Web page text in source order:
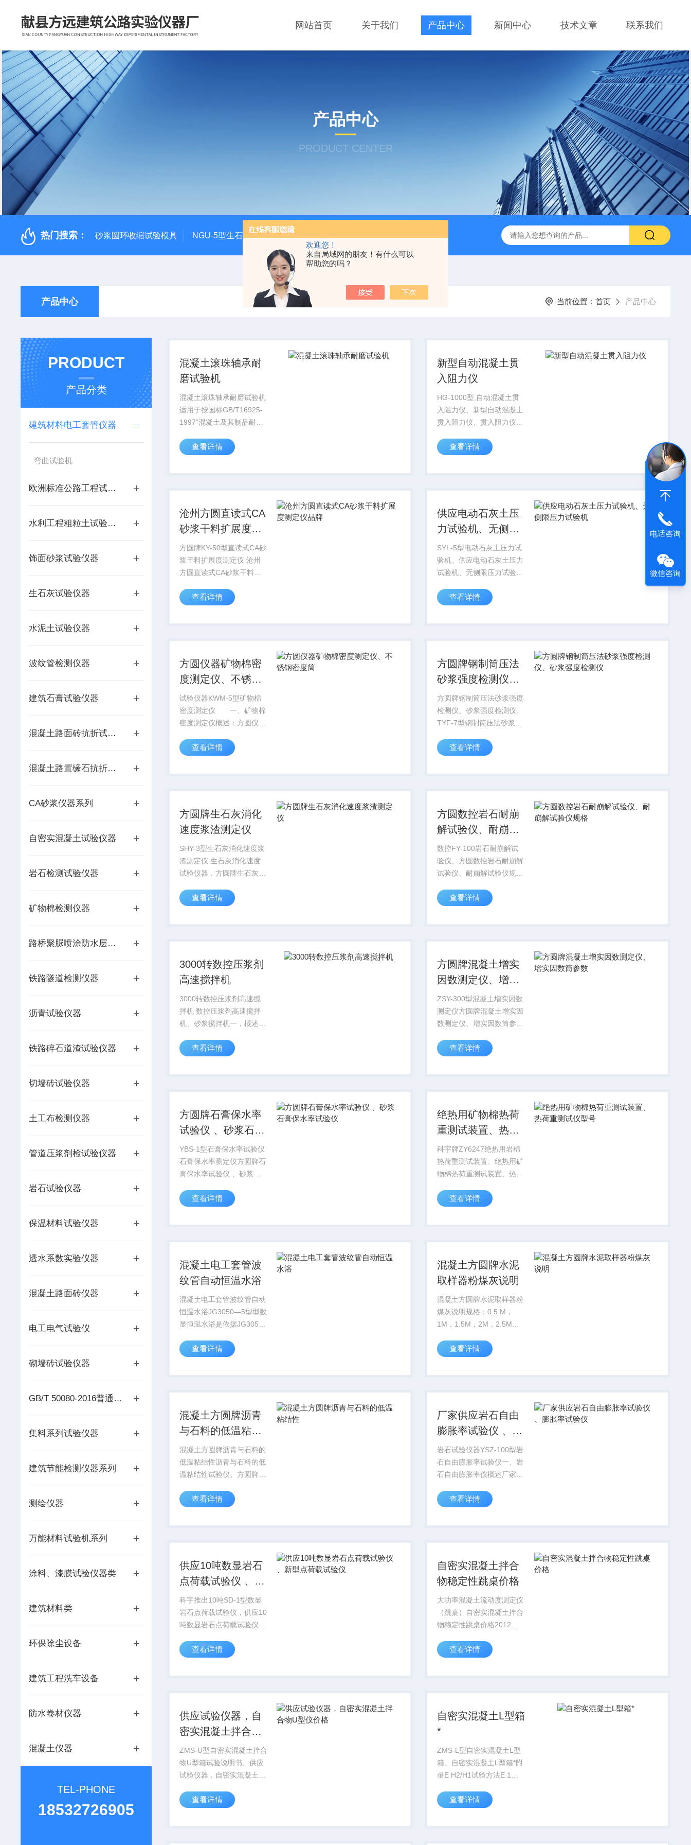
欢迎您！
来自局域网的朋友！有什么可以
帮助您的吗？
网站首页 关于我们 产品中心 新闻中心 技术文章 联系我们
产品中心
PRODUCT CENTER
热门搜索： 砂浆圆环收缩试验模具 NGU-5型生石灰消化器（保温带盖消化器） *GB/T 50080-2016标准普通混凝土泌水率试验容量筒试验方法 生石灰浆渣测定仪
产品中心 当前位置： 首页 产品中心
PRODUCT
产品分类
建筑材料电工套管仪器
弯曲试验机
欧洲标准公路工程试验仪器
水利工程粗粒土试验仪器
饰面砂浆试验仪器
生石灰试验仪器
水泥土试验仪器
波纹管检测仪器
建筑石膏试验仪器
混凝土路面砖抗折试验装置
混凝土路置缘石抗折装置
CA砂浆仪器系列
自密实混凝土试验仪器
岩石检测试验仪器
矿物棉检测仪器
路桥聚脲喷涂防水层试验仪器
铁路隧道检测仪器
沥青试验仪器
铁路碎石道渣试验仪器
切墙砖试验仪器
土工布检测仪器
管道压浆剂检试验仪器
岩石试验仪器
保温材料试验仪器
透水系数实验仪器
混凝土路面砖仪器
电工电气试验仪
砌墙砖试验仪器
GB/T 50080-2016普通混凝土拌合物性能试验仪器
集料系列试验仪器
建筑节能检测仪器系列
测绘仪器
万能材料试验机系列
涂料、漆膜试验仪器类
建筑材料类
环保除尘设备
建筑工程洗车设备
防水卷材仪器
混凝土仪器
TEL-PHONE
18532726905
混凝土滚珠轴承耐
磨试验机
混凝土滚珠轴承耐磨试验机
适用于按国标GB/T16925-
1997“混凝土及其制品耐磨
制品(路面砖、地面砖、人
他建筑材料进行耐磨试验，
查看详情
新型自动混凝土贯
入阻力仪
HG-1000型,自动混凝土贯
入阻力仪、新型自动混凝土
贯入阻力仪、贯入阻力仪
仪利用贯入阻力法来测定混
参数试料容器（上口径×下
查看详情
沧州方圆直读式CA
砂浆干料扩展度测
定仪品牌
方圆牌KY-50型直读式CA砂
浆干料扩展度测定仪 沧州
方圆直读式CA砂浆干料扩
据《客运专线铁路CRTSⅡ型
砂浆暂行技术条件》水泥沥
查看详情
供应电动石灰土压
力试验机、无侧限
压力试验机
SYL-5型电动石灰土压力试
验机、供应电动石灰土压力
试验机、无侧限压力试验机
灰土压力试验机又叫无侧限
度较大的软粘土，在侧向不
查看详情
方圆仪器矿物棉密
度测定仪、不锈钢
密度筒
试验仪器KWM-5型矿物棉
密度测定仪 一、矿物棉
密度测定仪概述：方圆仪器
密度筒 矿物棉密度测定
物棉及其制品试验方法，渣
查看详情
方圆牌钢制筒压法
砂浆强度检测仪、
砂浆强度检测仪
方圆牌钢制筒压法砂浆强度
检测仪、砂浆强度检测仪、
TYF-7型钢制筒压法砂浆强
测仪的广泛应用建设部筒压
用筒压法砂浆强度检测仪用
查看详情
方圆牌生石灰消化
速度浆渣测定仪
SHY-3型生石灰消化速度浆
渣测定仪 生石灰消化速度
试验仪器，方圆牌生石灰消
定仪生石灰浆渣测定仪适用
灰粉和消石灰粉的未消化残
查看详情
方圆数控岩石耐崩
解试验仪、耐崩解
试验仪规格
数控FY-100岩石耐崩解试
验仪、方圆数控岩石耐崩解
试验仪、耐崩解试验仪规
概述： 该试验仪器为数
适用于各类岩石膨胀性试验
查看详情
3000转数控压浆剂
高速搅拌机
3000转数控压浆剂高速搅
拌机 数控压浆剂高速搅拌
机、砂浆搅拌机一，概述压
JTG/T F50-2011《公路桥
TB/T3192-2008《铁路后张
查看详情
方圆牌混凝土增实
因数测定仪、增实
因数筒参数
ZSY-300型混凝土增实因数
测定仪方圆牌混凝土增实因
数测定仪、增实因数筒参数
仪器设备，用于骨料Z大粒
于1.05的混凝土拌合物稠度
查看详情
方圆牌石膏保水率
试验仪 、砂浆石膏
保水率试验仪
YBS-1型石膏保水率试验仪
石膏保水率测定仪方圆牌石
膏保水率试验仪 、砂浆石
装置 近年来美国、法国、
采用粉刷石膏作为墙体抹灰
查看详情
绝热用矿物棉热荷
重测试装置、热荷
重测试仪型号
科宇牌ZY6247绝热用岩棉
热荷重测试装置、绝热用矿
物棉热荷重测试装置、热荷
棉热荷重测试装置适用范
和玻璃棉及制品。在固定的
查看详情
混凝土电工套管波
纹管自动恒温水浴
混凝土电工套管波纹管自动
恒温水浴JG3050—5型型数
显恒温水浴是依据JG3050-
管及配件》的相关要求生产
用优质冷轧钢板精制而成，
查看详情
混凝土方圆牌水泥
取样器粉煤灰说明
混凝土方圆牌水泥取样器粉
煤灰说明规格：0.5 M，
1M，1.5M，2M，2.5M，
了我厂制作了一种能分层提
器，逐步替代了以往的“注
查看详情
混凝土方圆牌沥青
与石料的低温粘结
性
混凝土方圆牌沥青与石料的
低温粘结性沥青与石料的低
温粘结性试验仪、方圆牌沥
仪生产适用标准：JTG
低温粘结性试验仪性能特
查看详情
厂家供应岩石自由
膨胀率试验仪 、膨
胀率试验仪
岩石试验仪器YSZ-100型岩
石自由膨胀率试验仪一、岩
石自由膨胀率仪概述厂家供
、膨胀率试验仪 岩石自由
易崩解的岩石，该试验仪器
查看详情
供应10吨数显岩石
点荷载试验仪 、新
型点荷载试验仪
科宇推出10吨SD-1型数显
岩石点荷载试验仪，供应10
吨数显岩石点荷载试验仪
我厂与成都理工大学国家重
的数码点荷载仪。具有能采
查看详情
自密实混凝土拌合
物稳定性跳桌价格
大功率混凝土流动度测定仪
（跳桌）自密实混凝土拌合
物稳定性跳桌价格2012自
桌试验方法执行标准《自密
JGJ/T283-2012A.4.1 本方
查看详情
供应试验仪器，自
密实混凝土拌合物
U型仪价格
ZMS-U型自密实混凝土拌合
物U型箱试验说明书、供应
试验仪器，自密实混凝土拌
土U型箱用于测量新拌混凝
至模板角落的能力，适用于
查看详情
自密实混凝土L型箱
*
ZMS-L型自密实混凝土L型
箱、自密实混凝土L型箱*附
录E H2/H1试验方法E.1仪
要仪器为L型仪，L型仪用硬
（竖向）和后槽（水平）组
查看详情
电话咨询
微信咨询